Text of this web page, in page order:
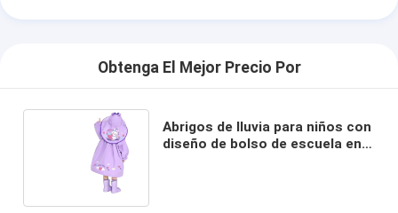
Obtenga El Mejor Precio Por
Abrigos de lluvia para niños con
diseño de bolso de escuela en